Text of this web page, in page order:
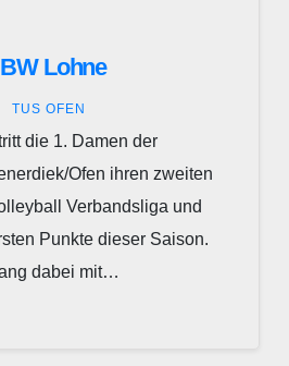
Lohne
TUS OFEN
die 1. Damen der
Ofen ihren zweiten
Verbandsliga und
Punkte dieser Saison.
dabei mit…